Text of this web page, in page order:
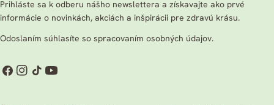
Prihláste sa k odberu nášho newslettera a získavajte ako prvé
informácie o novinkách, akciách a inšpirácii pre zdravú krásu.
Odoslaním súhlasíte so spracovaním osobných údajov.
Facebook
Instagram
TikTokYoutube